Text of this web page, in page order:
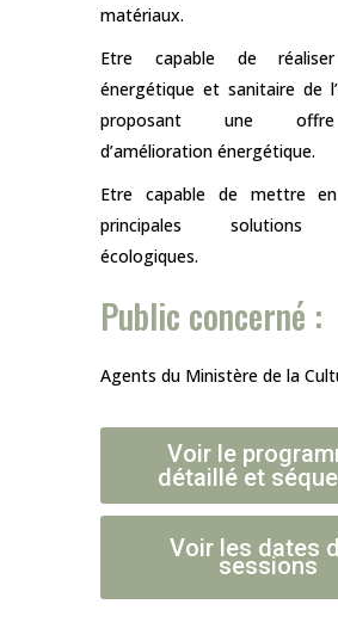
matériaux.
Etre capable de
énergétique et sanitaire de
proposant une
d’amélioration énergétique.
Etre capable de mettre
principales solutions
écologiques.
Public concerné :
Agents du Ministère de la
Voir le
détaillé et
Voir les dates
sessions